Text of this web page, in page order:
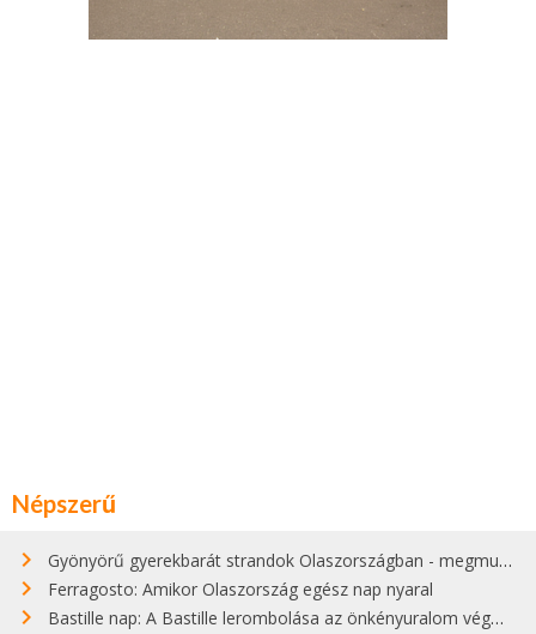
Népszerű
Gyönyörű gyerekbarát strandok Olaszországban - megmutatjuk a 15 legjobbat
Ferragosto: Amikor Olaszország egész nap nyaral
Bastille nap: A Bastille lerombolása az önkényuralom végét jelentette